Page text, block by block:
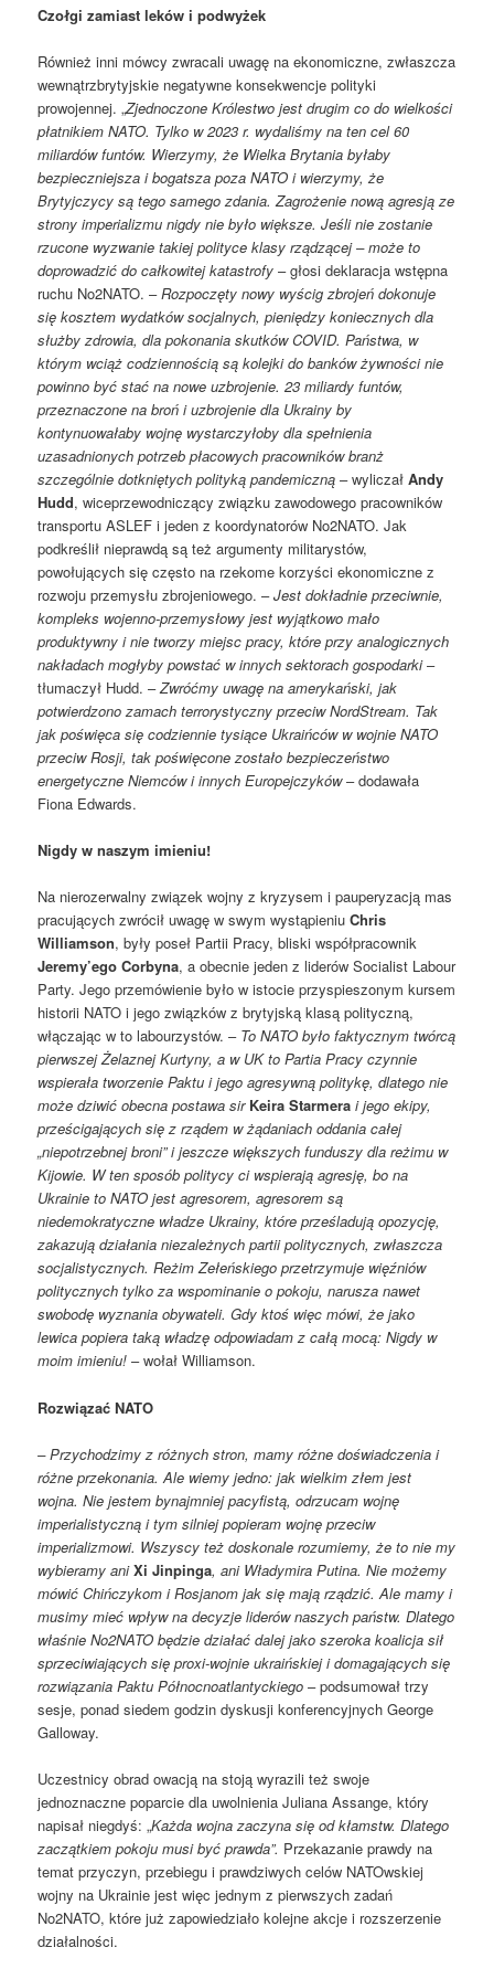
Czołgi zamiast leków i podwyżek
Również inni mówcy zwracali uwagę na ekonomiczne, zwłaszcza
wewnątrzbrytyjskie negatywne konsekwencje polityki
prowojennej. „Zjednoczone Królestwo jest drugim co do wielkości
płatnikiem NATO. Tylko w 2023 r. wydaliśmy na ten cel 60
miliardów funtów. Wierzymy, że Wielka Brytania byłaby
bezpieczniejsza i bogatsza poza NATO i wierzymy, że
Brytyjczycy są tego samego zdania. Zagrożenie nową agresją ze
strony imperializmu nigdy nie było większe. Jeśli nie zostanie
rzucone wyzwanie takiej polityce klasy rządzącej – może to
doprowadzić do całkowitej katastrofy – głosi deklaracja wstępna
ruchu No2NATO. –Rozpoczęty nowy wyścig zbrojeń dokonuje
się kosztem wydatków socjalnych, pieniędzy koniecznych dla
służby zdrowia, dla pokonania skutków COVID. Państwa, w
którym wciąż codziennością są kolejki do banków żywności nie
powinno być stać na nowe uzbrojenie. 23 miliardy funtów,
przeznaczone na broń i uzbrojenie dla Ukrainy by
kontynuowałaby wojnę wystarczyłoby dla spełnienia
uzasadnionych potrzeb płacowych pracowników branż
szczególnie dotkniętych polityką pandemiczną – wyliczałAndy
Hudd, wiceprzewodniczący związku zawodowego pracowników
transportu ASLEF i jeden z koordynatorów No2NATO. Jak
podkreślił nieprawdą są też argumenty militarystów,
powołujących się często na rzekome korzyści ekonomiczne z
rozwoju przemysłu zbrojeniowego. –Jest dokładnie przeciwnie,
kompleks wojenno-przemysłowy jest wyjątkowo mało
produktywny i nie tworzy miejsc pracy, które przy analogicznych
nakładach mogłyby powstać w innych sektorach gospodarki–
tłumaczył Hudd. –Zwróćmy uwagę na amerykański, jak
potwierdzono zamach terrorystyczny przeciw NordStream. Tak
jak poświęca się codziennie tysiące Ukraińców w wojnie NATO
przeciw Rosji, tak poświęcone zostało bezpieczeństwo
energetyczne Niemców i innych Europejczyków– dodawała
Fiona Edwards.
Nigdy w naszym imieniu!
Na nierozerwalny związek wojny z kryzysem i pauperyzacją mas
pracujących zwrócił uwagę w swym wystąpieniuChris
Williamson, były poseł Partii Pracy, bliski współpracownik
Jeremy’ego Corbyna, a obecnie jeden z liderów Socialist Labour
Party. Jego przemówienie było w istocie przyspieszonym kursem
historii NATO i jego związków z brytyjską klasą polityczną,
włączając w to labourzystów. – To NATO było faktycznym twórcą
pierwszej Żelaznej Kurtyny, a w UK to Partia Pracy czynnie
wspierała tworzenie Paktu i jego agresywną politykę, dlatego nie
może dziwić obecna postawa sir Keira Starmera i jego ekipy,
prześcigających się z rządem w żądaniach oddania całej
„niepotrzebnej broni” i jeszcze większych funduszy dla reżimu w
Kijowie. W ten sposób politycy ci wspierają agresję, bo na
Ukrainie to NATO jest agresorem, agresorem są
niedemokratyczne władze Ukrainy, które prześladują opozycję,
zakazują działania niezależnych partii politycznych, zwłaszcza
socjalistycznych. Reżim Zełeńskiego przetrzymuje więźniów
politycznych tylko za wspominanie o pokoju, narusza nawet
swobodę wyznania obywateli. Gdy ktoś więc mówi, że jako
lewica popiera taką władzę odpowiadam z całą mocą: Nigdy w
moim imieniu! – wołał Williamson.
Rozwiązać NATO
– Przychodzimy z różnych stron, mamy różne doświadczenia i
różne przekonania. Ale wiemy jedno: jak wielkim złem jest
wojna. Nie jestem bynajmniej pacyfistą, odrzucam wojnę
imperialistyczną i tym silniej popieram wojnę przeciw
imperializmowi. Wszyscy też doskonale rozumiemy, że to nie my
wybieramy aniXi Jinpinga, ani Władymira Putina. Nie możemy
mówić Chińczykom i Rosjanom jak się mają rządzić. Ale mamy i
musimy mieć wpływ na decyzje liderów naszych państw. Dlatego
właśnie No2NATO będzie działać dalej jako szeroka koalicja sił
sprzeciwiających się proxi-wojnie ukraińskiej i domagających się
rozwiązania Paktu Północnoatlantyckiego – podsumował trzy
sesje, ponad siedem godzin dyskusji konferencyjnych George
Galloway.
Uczestnicy obrad owacją na stoją wyrazili też swoje
jednoznaczne poparcie dla uwolnienia Juliana Assange, który
napisał niegdyś: „Każda wojna zaczyna się od kłamstw. Dlatego
zaczątkiem pokoju musi być prawda”. Przekazanie prawdy na
temat przyczyn, przebiegu i prawdziwych celów NATOwskiej
wojny na Ukrainie jest więc jednym z pierwszych zadań
No2NATO, które już zapowiedziało kolejne akcje i rozszerzenie
działalności.